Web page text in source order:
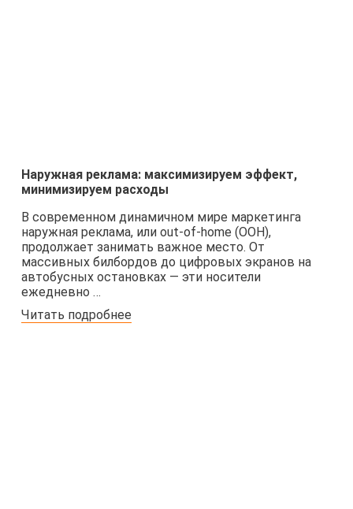
Наружная реклама: максимизируем эффект,
минимизируем расходы
В современном динамичном мире маркетинга
наружная реклама, или out-of-home (OOH),
продолжает занимать важное место. От
массивных билбордов до цифровых экранов на
автобусных остановках — эти носители
ежедневно …
Читать подробнее